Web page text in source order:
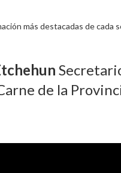
más destacadas de cada
de la